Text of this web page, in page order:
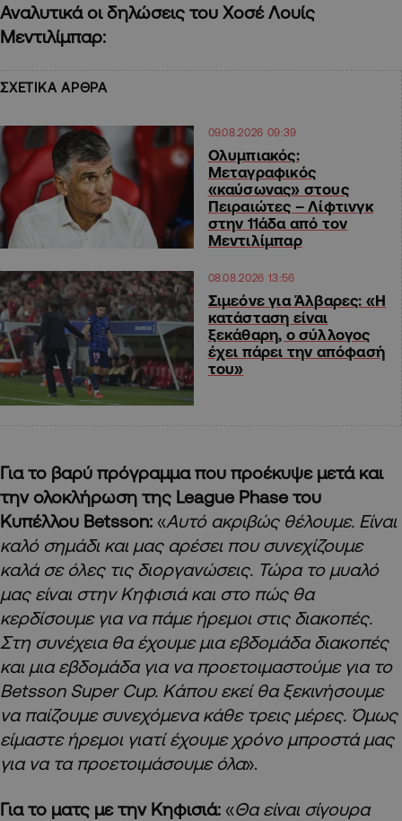
Αναλυτικά οι δηλώσεις του Χοσέ Λουίς
Μεντιλίμπαρ:
ΣΧΕΤΙΚΑ ΑΡΘΡΑ
09.08.2026 09:39
Ολυμπιακός:
Μεταγραφικός
«καύσωνας» στους
Πειραιώτες – Λίφτινγκ
στην 11άδα από τον
Μεντιλίμπαρ
08.08.2026 13:56
Σιμεόνε για Άλβαρες: «Η
κατάσταση είναι
ξεκάθαρη, ο σύλλογος
έχει πάρει την απόφασή
του»
Για το βαρύ πρόγραμμα που προέκυψε μετά και
την ολοκλήρωση της League Phase του
Κυπέλλου Betsson: «Αυτό ακριβώς θέλουμε. Είναι
καλό σημάδι και μας αρέσει που συνεχίζουμε
καλά σε όλες τις διοργανώσεις. Τώρα το μυαλό
μας είναι στην Κηφισιά και στο πώς θα
κερδίσουμε για να πάμε ήρεμοι στις διακοπές.
Στη συνέχεια θα έχουμε μια εβδομάδα διακοπές
και μια εβδομάδα για να προετοιμαστούμε για το
Betsson Super Cup. Κάπου εκεί θα ξεκινήσουμε
να παίζουμε συνεχόμενα κάθε τρεις μέρες. Όμως
είμαστε ήρεμοι γιατί έχουμε χρόνο μπροστά μας
για να τα προετοιμάσουμε όλα».
Για το ματς με την Κηφισιά: «Θα είναι σίγουρα